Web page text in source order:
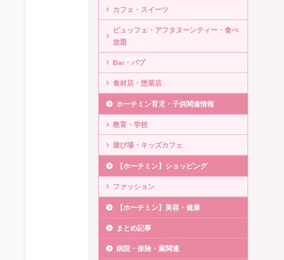
カフェ・スイーツ
ビュッフェ・アフタヌーンティー・食べ
放題
Bar・パブ
食材店・惣菜店
ホーチミン育児・子供関連情報
教育・学校
遊び場・キッズカフェ
【ホーチミン】ショッピング
ファッション
【ホーチミン】美容・健康
まとめ記事
病院・保険・薬関連